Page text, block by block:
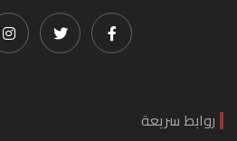
روابط سريعة